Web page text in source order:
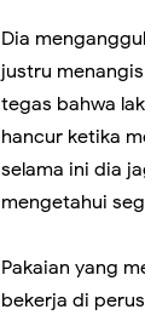
Dia
justru
tegas bahwa
hancur ketika
selama ini dia
mengetahui
Pakaian yang
bekerja di